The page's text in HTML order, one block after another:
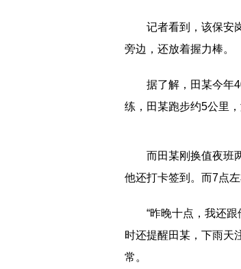
记者看到，该保安
旁边，还放着握力棒。
据了解，田某今年
练，田某跑步约5公里
而田某刚换值夜班
他还打卡签到。而7点
“昨晚十点，我还
时还提醒田某，下雨天
常。